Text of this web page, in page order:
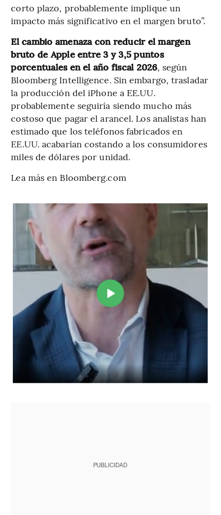
corto plazo, probablemente implique un
impacto más significativo en el margen bruto”.
El cambio amenaza con reducir el margen
bruto de Apple entre 3 y 3,5 puntos
porcentuales en el año fiscal 2026, según
Bloomberg Intelligence. Sin embargo, trasladar
la producción del iPhone a EE.UU.
probablemente seguiría siendo mucho más
costoso que pagar el arancel. Los analistas han
estimado que los teléfonos fabricados en
EE.UU. acabarían costando a los consumidores
miles de dólares por unidad.
Lea más en Bloomberg.com
PUBLICIDAD